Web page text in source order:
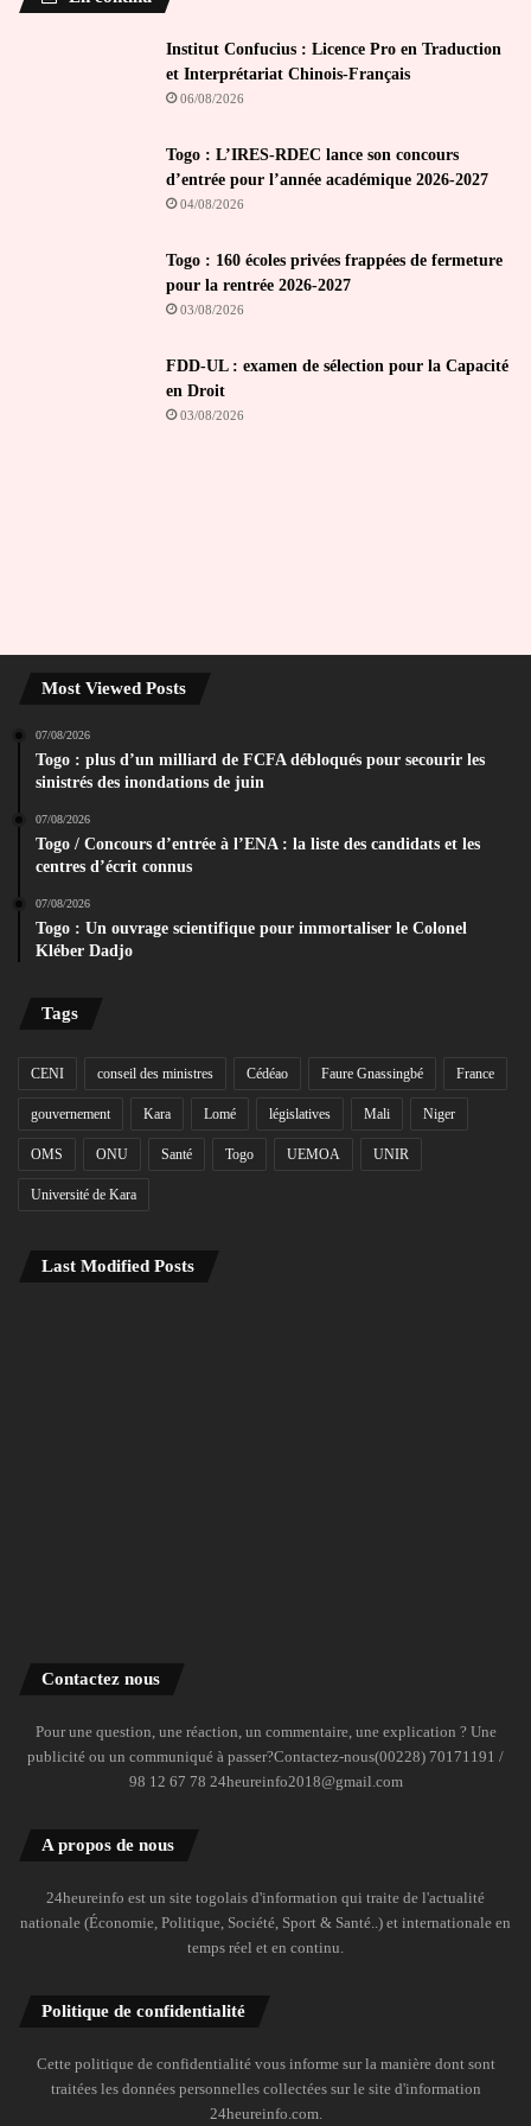
Institut Confucius : Licence Pro en Traduction
et Interprétariat Chinois-Français
06/08/2026
Togo : L’IRES-RDEC lance son concours
d’entrée pour l’année académique 2026-2027
04/08/2026
Togo : 160 écoles privées frappées de fermeture
pour la rentrée 2026-2027
03/08/2026
FDD-UL : examen de sélection pour la Capacité
en Droit
03/08/2026
Most Viewed Posts
07/08/2026
Togo : plus d’un milliard de FCFA débloqués pour secourir les
sinistrés des inondations de juin
07/08/2026
Togo / Concours d’entrée à l’ENA : la liste des candidats et les
centres d’écrit connus
07/08/2026
Togo : Un ouvrage scientifique pour immortaliser le Colonel
Kléber Dadjo
Tags
CENI conseil des ministres Cédéao Faure Gnassingbé France
gouvernement Kara Lomé législatives Mali Niger
OMS ONU Santé Togo UEMOA UNIR
Université de Kara
Last Modified Posts
Contactez nous
Pour une question, une réaction, un commentaire, une explication ? Une
publicité ou un communiqué à passer?Contactez-nous(00228) 70171191 /
98 12 67 78 24heureinfo2018@gmail.com
A propos de nous
24heureinfo est un site togolais d'information qui traite de l'actualité
nationale (Économie, Politique, Société, Sport & Santé..) et internationale en
temps réel et en continu.
Politique de confidentialité
Cette politique de confidentialité vous informe sur la manière dont sont
traitées les données personnelles collectées sur le site d'information
24heureinfo.com.